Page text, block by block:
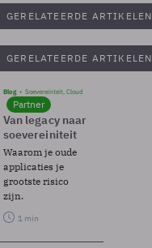
GERELATEERDE ARTIKELEN
GERELATEERDE ARTIKELEN
Blog Soevereinteit, Cloud
Partner
Van legacy naar
soevereiniteit
Waarom je oude
applicaties je
grootste risico
zijn.
1 min